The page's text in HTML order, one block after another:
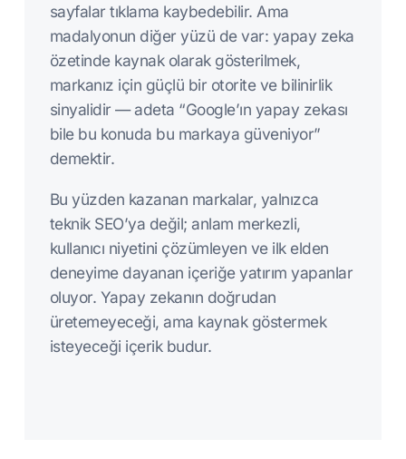
sayfalar tıklama kaybedebilir. Ama
madalyonun diğer yüzü de var: yapay zeka
özetinde kaynak olarak gösterilmek,
markanız için güçlü bir otorite ve bilinirlik
sinyalidir — adeta “Google’ın yapay zekası
bile bu konuda bu markaya güveniyor”
demektir.
Bu yüzden kazanan markalar, yalnızca
teknik SEO’ya değil; anlam merkezli,
kullanıcı niyetini çözümleyen ve ilk elden
deneyime dayanan içeriğe yatırım yapanlar
oluyor. Yapay zekanın doğrudan
üretemeyeceği, ama kaynak göstermek
isteyeceği içerik budur.